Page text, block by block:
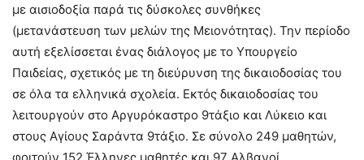
με αισιοδοξία παρά τις δύσκολες συνθήκες
(μετανάστευση των μελών της Μειονότητας). Την περίοδο
αυτή εξελίσσεται ένας διάλογος με το Υπουργείο
Παιδείας, σχετικός με τη διεύρυνση της δικαιοδοσίας του
σε όλα τα ελληνικά σχολεία. Εκτός δικαιοδοσίας του
λειτουργούν στο Αργυρόκαστρο 9τάξιο και Λύκειο και
στους Αγίους Σαράντα 9τάξιο. Σε σύνολο 249 μαθητών,
φοιτούν 152 Έλληνες μαθητές και 97 Αλβανοί.